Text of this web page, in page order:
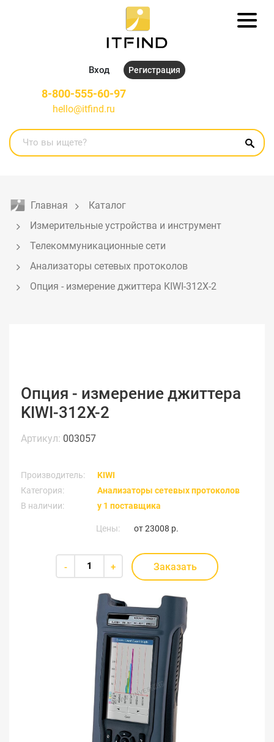
Вход Регистрация
8-800-555-60-97
hello@itfind.ru
Главная
Каталог
Измерительные устройства и инструмент
Телекоммуникационные сети
Анализаторы сетевых протоколов
Опция - измерение джиттера KIWI-312X-2
Опция - измерение джиттера
KIWI-312X-2
Артикул: 003057
Производитель:
KIWI
Категория:
Анализаторы сетевых протоколов
В наличии:
у 1 поставщика
Цены: от23008 р.
- + Заказать